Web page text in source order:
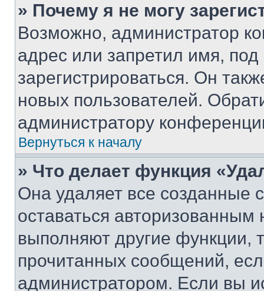
» Почему я не могу
Возможно, администратор
адрес или запретил имя,
зарегистрироваться. Он
новых пользователей.
администратору
Вернуться к началу
» Что делает функция
Она удаляет все созданные
оставаться
выполняют другие функции,
прочитанных сообщений,
администратором. Если вы